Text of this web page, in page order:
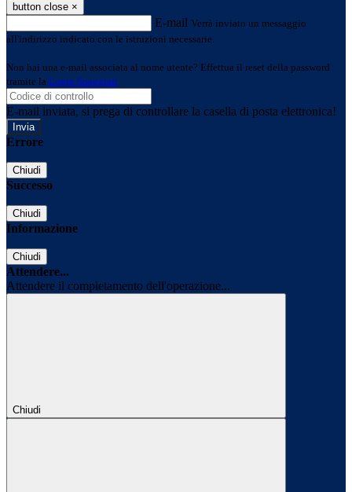
button close ×
E-mail Verrà inviato un messaggio
all'indirizzo indicato con le istruzioni necessarie.
Non hai una e-mail associata al nome utente? Effettua il reset della password
tramite la Login Spaggiari
E-mail inviata, si prega di controllare la casella di posta elettronica!
Errore
Chiudi
Successo
Chiudi
Informazione
Chiudi
Attendere...
Attendere il completamento dell'operazione...
Chiudi